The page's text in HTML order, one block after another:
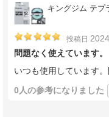
キングジム テプ
投稿日
問題なく使えています。
いつも使用しています
0人の参考になりました